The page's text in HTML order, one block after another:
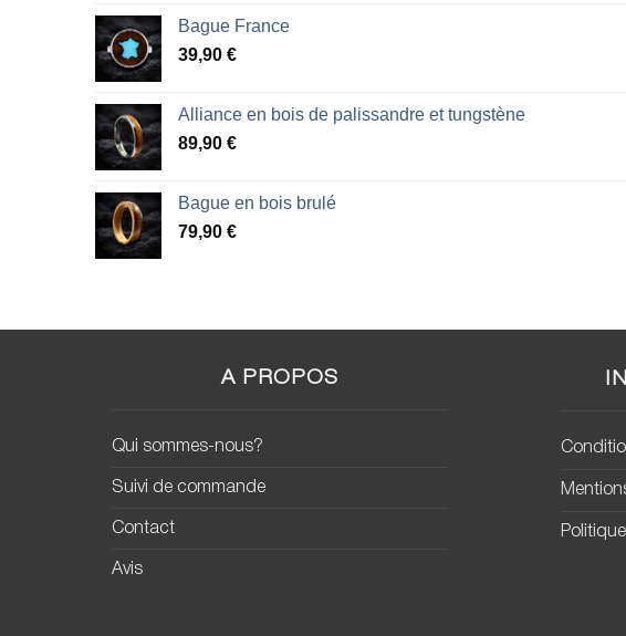
Bague France
39,90 €
Alliance en bois de palissandre et tungstène
89,90 €
Bague en bois brulé
79,90 €
A PROPOS
Qui sommes-nous?
Suivi de commande
Contact
Avis